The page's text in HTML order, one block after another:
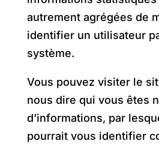
autrement agrégées de
identifier un utilisateur
système.
Vous pouvez visiter le
nous dire qui vous êtes
d’informations, par
pourrait vous identifier